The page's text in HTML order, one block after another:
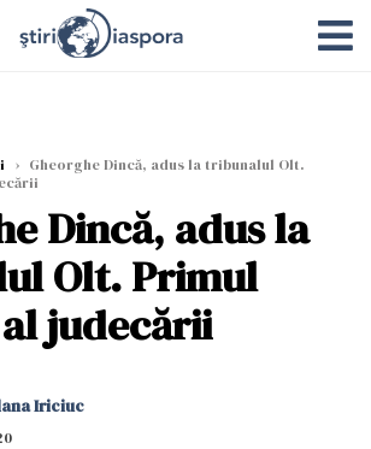
› Gheorghe Dincă, adus la tribunalul Olt.
Dincă, adus la
Olt. Primul
judecării
Iriciuc